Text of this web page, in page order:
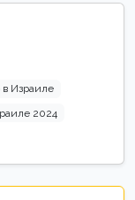
в Израиле
2024